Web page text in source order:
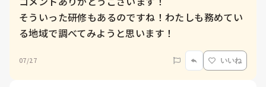
そういった研修もあるのですね！わたしも務めてい
る地域で調べてみようと思います！
07/27 いいね